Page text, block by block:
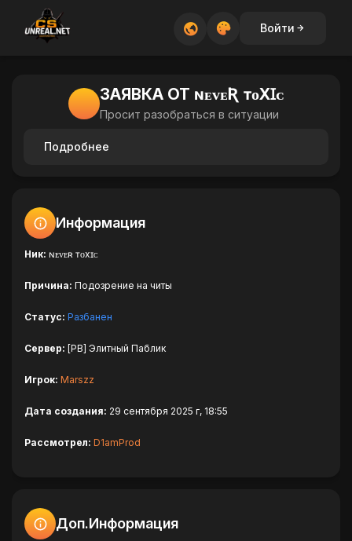
Войти
ЗАЯВКА ОТ ɴᴇᴠᴇƦ ᴛᴏXꞮᴄ
Просит разобраться в ситуации
Подробнее
Информация
Ник: ɴᴇᴠᴇʀ ᴛᴏxɪᴄ
Причина: Подозрение на читы
Статус: Разбанен
Сервер: [PB] Элитный Паблик
Игрок: Marszz
Дата создания: 29 сентября 2025 г, 18:55
Рассмотрел: D1amProd
Доп.Информация